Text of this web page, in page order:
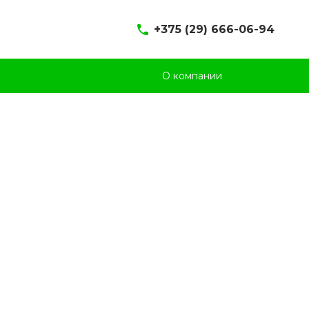
+375 (29) 666-06-94
+375 (1713) 92569 -
секретарь
О компании